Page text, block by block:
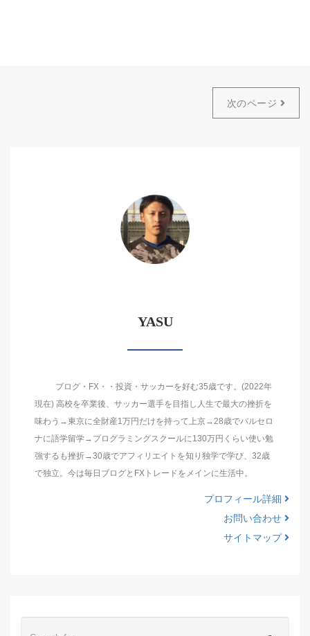
次のページ
YASU
ブログ・FX・・投資・サッカーを好む35歳です。(2022年
現在) 高校を卒業後、サッカー選手を目指し人生で最大の挫折を
味わう→東京に全財産1万円だけを持って上京→28歳でバルセロ
ナに語学留学→プログラミングスクールに130万円くらい使い勉
強するも挫折→30歳でアフィリエイトを知り独学で学び、32歳
で独立。今は毎日ブログとFXトレードをメインに生活中。
プロフィール詳細
お問い合わせ
サイトマップ